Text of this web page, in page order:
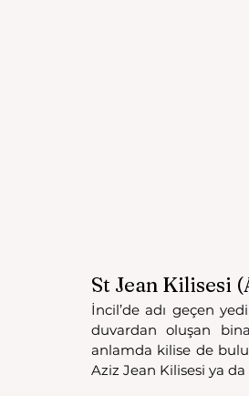
St Jean Kilisesi
İncil’de adı geçen
duvardan oluşan
anlamda kilise de
Aziz Jean Kilisesi ya